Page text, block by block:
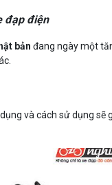
đạp điện
bản đang ngày một
và cách sử dụng sẽ